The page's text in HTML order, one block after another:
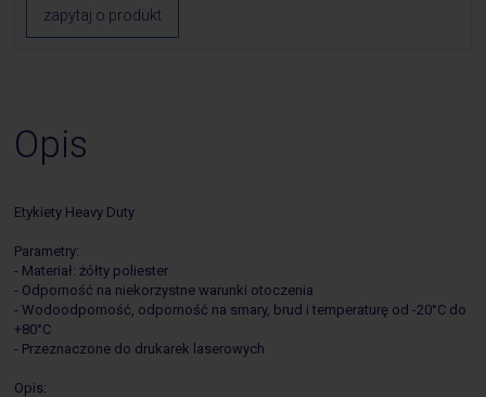
zapytaj o produkt
Opis
Etykiety Heavy Duty
Parametry:
- Materiał: żółty poliester
- Odporność na niekorzystne warunki otoczenia
- Wodoodporność, odporność na smary, brud i temperaturę od -20°C do
+80°C
- Przeznaczone do drukarek laserowych
Opis: